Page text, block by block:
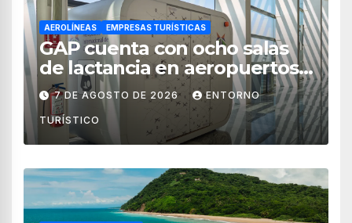
AEROLÍNEAS EMPRESAS TURÍSTICAS
GAP cuenta con ocho salas
de lactancia en aeropuertos
de México
7 DE AGOSTO DE 2026 ENTORNO
TURÍSTICO